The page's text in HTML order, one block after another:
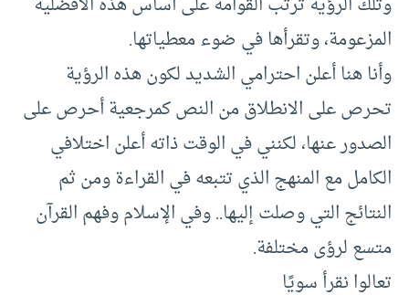
المزعومة، وتقرأها في ضوء معطياتها.
وأنا هنا أعلن احترامي الشديد لكون هذه الرؤية
تحرص على الانطلاق من النص كمرجعية أحرص على
الصدور عنها، لكنني في الوقت ذاته أعلن اختلافي
الكامل مع المنهج الذي تتبعه في القراءة ومن ثم
النتائج التي وصلت إليها.. وفي الإسلام وفهم القرآن
متسع لرؤى مختلفة.
تعالوا نقرأ سويًا